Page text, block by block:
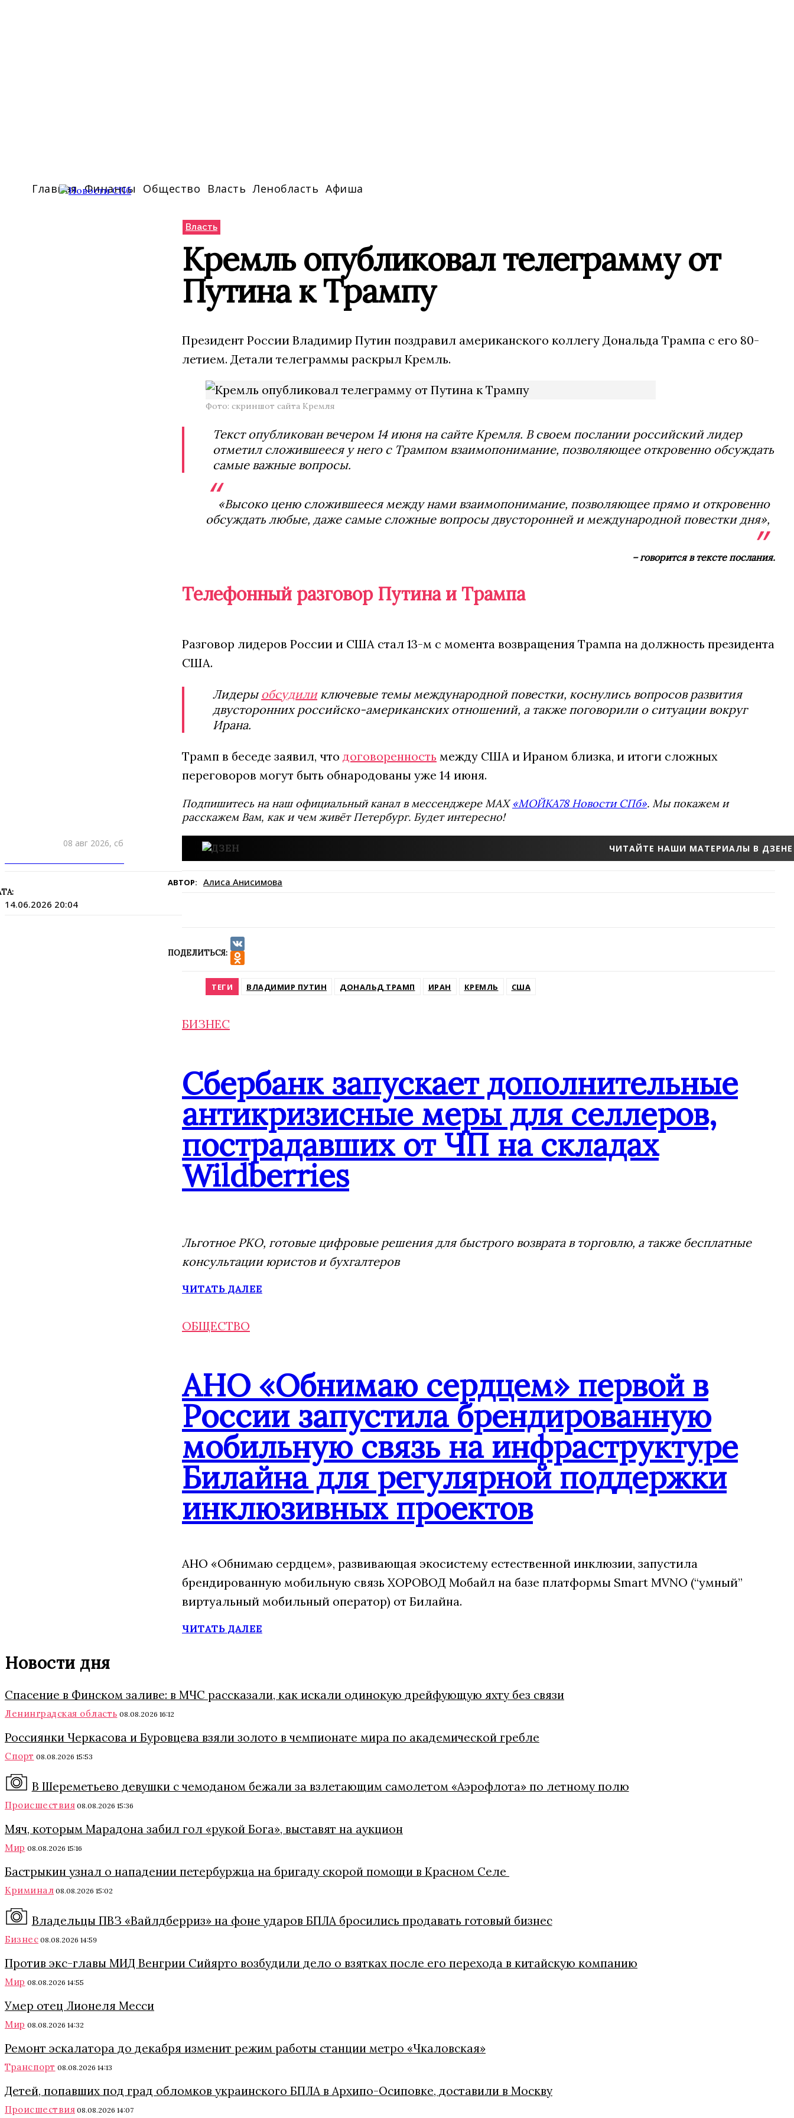
Главная Финансы Общество Власть Ленобласть Афиша
08 авг 2026, сб
14.06.2026 20:04
Власть
Кремль опубликовал телеграмму от
Путина к Трампу
Президент России Владимир Путин поздравил американского коллегу Дональда Трампа с его 80-
летием. Детали телеграммы раскрыл Кремль.
Фото: скриншот сайта Кремля
Текст опубликован вечером 14 июня на сайте Кремля. В своем послании российский лидер
отметил сложившееся у него с Трампом взаимопонимание, позволяющее откровенно обсуждать
самые важные вопросы.
«Высоко ценю сложившееся между нами взаимопонимание, позволяющее прямо и откровенно
обсуждать любые, даже самые сложные вопросы двусторонней и международной повестки дня»,
– говорится в тексте послания.
Телефонный разговор Путина и Трампа
Разговор лидеров России и США стал 13-м с момента возвращения Трампа на должность президента
США.
Лидерыобсудилиключевые темы международной повестки, коснулись вопросов развития
двусторонних российско-американских отношений, а также поговорили о ситуации вокруг
Ирана.
Трамп в беседе заявил, что договоренность между США и Ираном близка, и итоги сложных
переговоров могут быть обнародованы уже 14 июня.
Подпишитесь на наш официальный канал в мессенджере MAX«МОЙКА78 Новости СПб». Мы покажем и
расскажем Вам, как и чем живёт Петербург. Будет интересно!
ЧИТАЙТЕ НАШИ МАТЕРИАЛЫ В ДЗЕНЕ
АВТОР: Алиса Анисимова
ПОДЕЛИТЬСЯ:
VK
ТЕГИ ВЛАДИМИР ПУТИН ДОНАЛЬД ТРАМП ИРАН КРЕМЛЬ США
БИЗНЕС
Сбербанк запускает дополнительные
антикризисные меры для селлеров,
пострадавших от ЧП на складах
Wildberries
Льготное РКО, готовые цифровые решения для быстрого возврата в торговлю, а также бесплатные
консультации юристов и бухгалтеров
ЧИТАТЬ ДАЛЕЕ
ОБЩЕСТВО
АНО «Обнимаю сердцем» первой в
России запустила брендированную
мобильную связь на инфраструктуре
Билайна для регулярной поддержки
инклюзивных проектов
АНО «Обнимаю сердцем», развивающая экосистему естественной инклюзии, запустила
брендированную мобильную связь ХОРОВОД Мобайл на базе платформы Smart MVNO (“умный”
виртуальный мобильный оператор) от Билайна.
ЧИТАТЬ ДАЛЕЕ
Новости дня
Спасение в Финском заливе: в МЧС рассказали, как искали одинокую дрейфующую яхту без связи
Ленинградская область 08.08.2026 16:12
Россиянки Черкасова и Буровцева взяли золото в чемпионате мира по академической гребле
Спорт 08.08.2026 15:53
В Шереметьево девушки с чемоданом бежали за взлетающим самолетом «Аэрофлота» по летному полю
Происшествия 08.08.2026 15:36
Мяч, которым Марадона забил гол «рукой Бога», выставят на аукцион
Мир 08.08.2026 15:16
Бастрыкин узнал о нападении петербуржца на бригаду скорой помощи в Красном Селе
Криминал 08.08.2026 15:02
Владельцы ПВЗ «Вайлдберриз» на фоне ударов БПЛА бросились продавать готовый бизнес
Бизнес 08.08.2026 14:59
Против экс-главы МИД Венгрии Сийярто возбудили дело о взятках после его перехода в китайскую компанию
Мир 08.08.2026 14:55
Умер отец Лионеля Месси
Мир 08.08.2026 14:32
Ремонт эскалатора до декабря изменит режим работы станции метро «Чкаловская»
Транспорт 08.08.2026 14:13
Детей, попавших под град обломков украинского БПЛА в Архипо-Осиповке, доставили в Москву
Происшествия 08.08.2026 14:07